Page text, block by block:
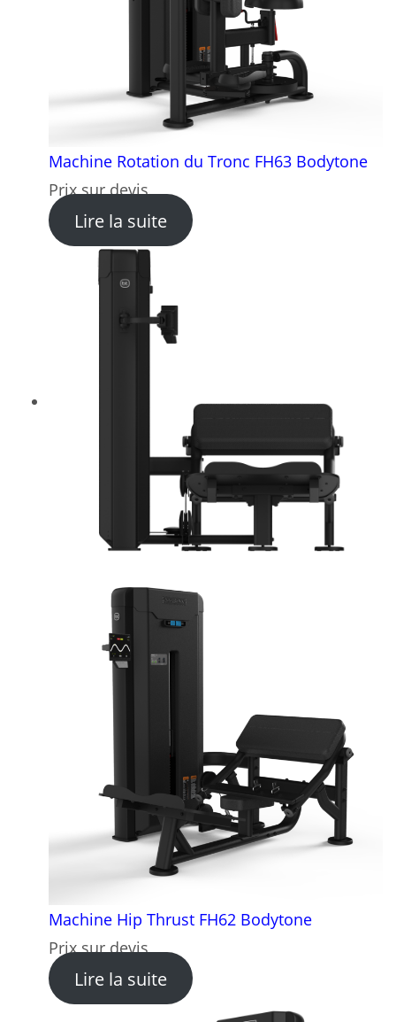
Machine Rotation du Tronc FH63 Bodytone
Prix sur devis
Lire la suite: Machine Rotation du
Machine Hip Thrust FH62 Bodytone
Prix sur devis
Lire la suite: Machine Hip Thrust FH62